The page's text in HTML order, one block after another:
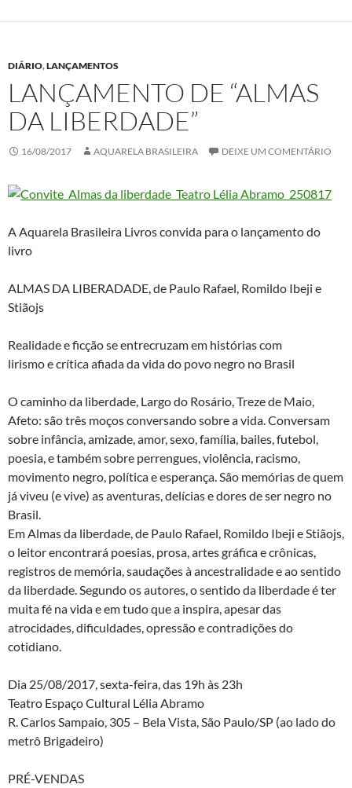
DIÁRIO,LANÇAMENTOS
LANÇAMENTO DE “ALMAS
DA LIBERDADE”
16/08/2017 AQUARELA BRASILEIRA DEIXE UM COMENTÁRIO
A Aquarela Brasileira Livros convida para o lançamento do
livro
ALMAS DA LIBERADADE, de Paulo Rafael, Romildo Ibeji e
Stiãojs
Realidade e ficção se entrecruzam em histórias com
lirismo e crítica afiada da vida do povo negro no Brasil
O caminho da liberdade, Largo do Rosário, Treze de Maio,
Afeto: são três moços conversando sobre a vida. Conversam
sobre infância, amizade, amor, sexo, família, bailes, futebol,
poesia, e também sobre perrengues, violência, racismo,
movimento negro, política e esperança. São memórias de quem
já viveu (e vive) as aventuras, delícias e dores de ser negro no
Brasil.
Em Almas da liberdade, de Paulo Rafael, Romildo Ibeji e Stiãojs,
o leitor encontrará poesias, prosa, artes gráficae crônicas,
registros de memória, saudações à ancestralidade e ao sentido
da liberdade. Segundo os autores, o sentido da liberdade é ter
muita fé na vida e em tudo que a inspira, apesar das
atrocidades, dificuldades, opressão e contradições do
cotidiano.
Dia 25/08/2017, sexta-feira, das 19h às 23h
Teatro Espaço Cultural Lélia Abramo
R. Carlos Sampaio, 305 – Bela Vista, São Paulo/SP (ao lado do
metrô Brigadeiro)
PRÉ-VENDAS